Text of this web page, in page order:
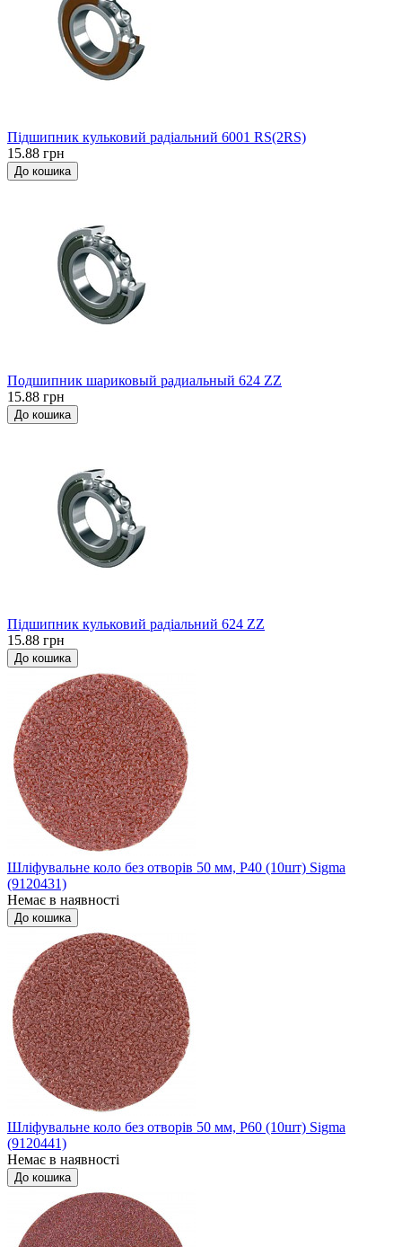
Підшипник кульковий радіальний 6001 RS(2RS)
15.88 грн
До кошика
Подшипник шариковый радиальный 624 ZZ
15.88 грн
До кошика
Підшипник кульковий радіальний 624 ZZ
15.88 грн
До кошика
Шліфувальне коло без отворів 50 мм, P40 (10шт) Sigma
(9120431)
Немає в наявності
До кошика
Шліфувальне коло без отворів 50 мм, P60 (10шт) Sigma
(9120441)
Немає в наявності
До кошика